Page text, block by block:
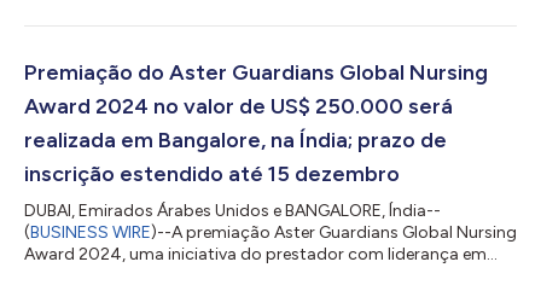
revista Newsweek. Nos EAU, quatro hospitais da rede Aster
em 5º lugar), Aster Hospital - Al Qusais (classificado em 14º
lugar), Medcare Hospital – Al Sa...
Premiação do Aster Guardians Global Nursing
Award 2024 no valor de US$ 250.000 será
realizada em Bangalore, na Índia; prazo de
inscrição estendido até 15 dezembro
DUBAI, Emirados Árabes Unidos e BANGALORE, Índia--
(BUSINESS WIRE)--A premiação Aster Guardians Global Nursing
Award 2024, uma iniciativa do prestador com liderança em